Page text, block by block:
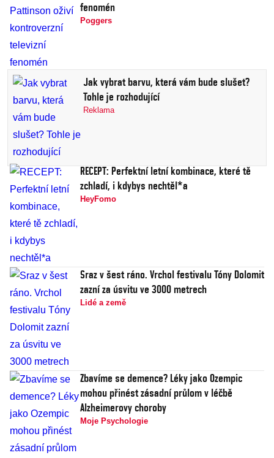
fenomén
Poggers
Jak vybrat barvu, která vám bude slušet?
Tohle je rozhodující
Reklama
RECEPT: Perfektní letní kombinace, které tě
zchladí, i kdybys nechtěl*a
HeyFomo
Sraz v šest ráno. Vrchol festivalu Tóny Dolomit
zazní za úsvitu ve 3000 metrech
Lidé a země
Zbavíme se demence? Léky jako Ozempic
mohou přinést zásadní průlom v léčbě
Alzheimerovy choroby
Moje Psychologie